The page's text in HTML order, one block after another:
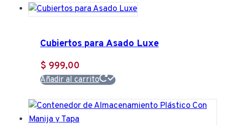
Cubiertos para Asado Luxe
$ 999,00
Añadir al carrito